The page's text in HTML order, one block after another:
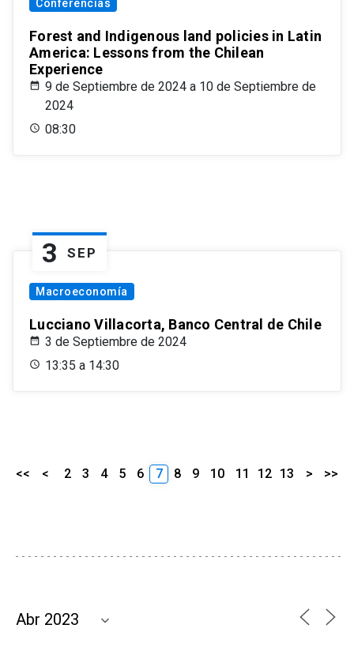
Conferencias
Forest and Indigenous land policies in Latin
America: Lessons from the Chilean
Experience
9 de Septiembre de 2024 a 10 de Septiembre de
2024
08:30
3 SEP
Macroeconomía
Lucciano Villacorta, Banco Central de Chile
3 de Septiembre de 2024
13:35 a 14:30
<< < 2 3 4 5 6 7 8 9 10 11 12 13 > >>